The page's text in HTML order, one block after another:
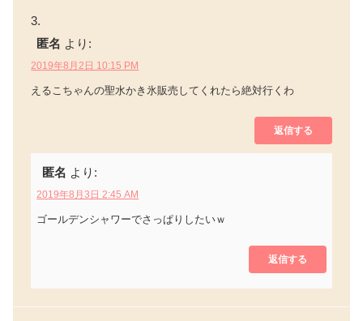
匿名 より:
2019年8月2日 10:15 PM
えるこちゃんの聖水かき氷販売してくれたら絶対行くわ
返信する
匿名 より:
2019年8月3日 2:45 AM
ゴールデンシャワーでさっぱりしたいｗ
返信する